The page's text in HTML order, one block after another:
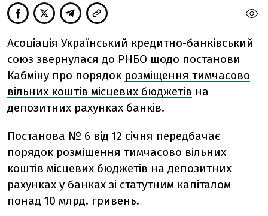
Асоціація Український кредитно-банківський
союз звернулася до РНБО щодо постанови
Кабміну про порядок розміщення тимчасово
вільних коштів місцевих бюджетів на
депозитних рахунках банків.
Постанова № 6 від 12 січня передбачає
порядок розміщення тимчасово вільних
коштів місцевих бюджетів на депозитних
рахунках у банках зі статутним капіталом
понад 10 млрд. гривень.